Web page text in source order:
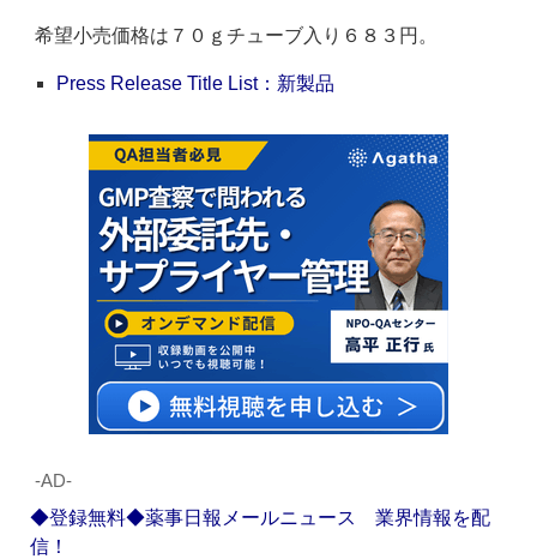
希望小売価格は７０ｇチューブ入り６８３円。
Press Release Title List：新製品
‐AD‐
◆登録無料◆薬事日報メールニュース 業界情報を配
信！